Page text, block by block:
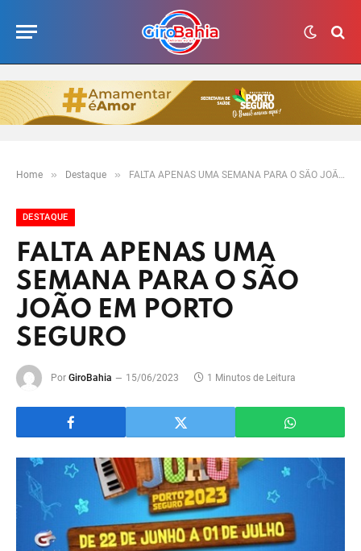
Home » Destaque » FALTA APENAS UMA SEMANA PARA O SÃO JOÃO EM PORTO SEGURO
DESTAQUE
FALTA APENAS UMA
SEMANA PARA O SÃO
JOÃO EM PORTO
SEGURO
Por GiroBahia 15/06/2023 1 Minutos de Leitura